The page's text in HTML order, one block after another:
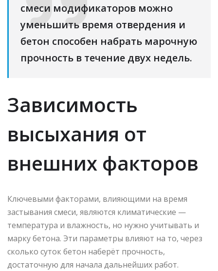
смеси модификаторов можно
уменьшить время отвердения и
бетон способен набрать марочную
прочность в течение двух недель.
Зависимость
высыхания от
внешних факторов
Ключевыми факторами, влияющими на время
застывания смеси, являются климатические —
температура и влажность, но нужно учитывать и
марку бетона. Эти параметры влияют на то, через
сколько суток бетон наберёт прочность,
достаточную для начала дальнейших работ.